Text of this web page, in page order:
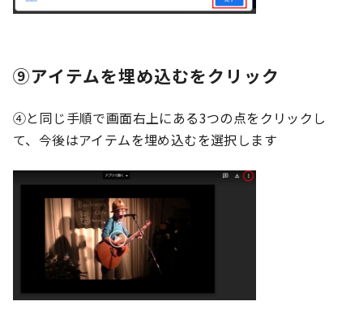
⑨アイテムを埋め込むをクリック
④と同じ手順で画面右上にある3つの点をクリックし
て、今後はアイテムを埋め込むを選択します